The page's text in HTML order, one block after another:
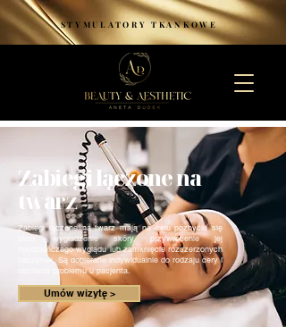
STYMULATORY TKANKOWE
Zabiegi łączone na
twarz
Zabiegi łączone na twarz mają na celu pozbycie się
blizn, wygładzenie skóry, przywrócenie jej
młodzieńczego wyglądu lub zamknięcie rozszerzonych
naczynek. Są dobierane indywidualnie do rodzaju cery i
nasilenia problemu u pacjenta.
Umów wizytę >